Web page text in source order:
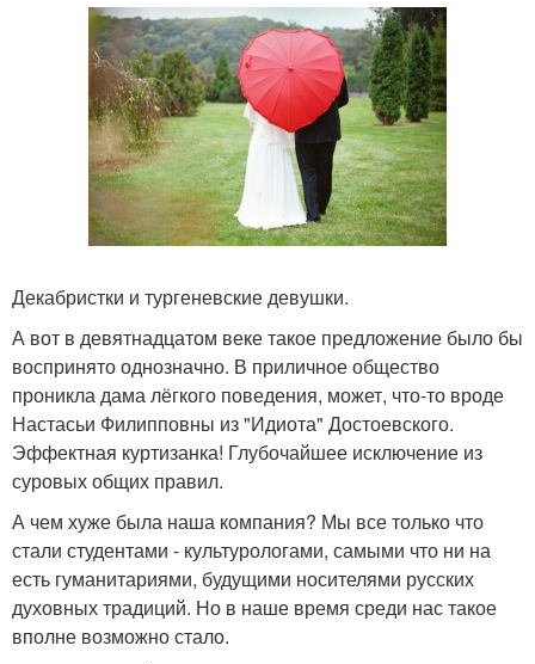
Декабристки и тургеневские девушки.
А вот в девятнадцатом веке такое предложение было бы
воспринято однозначно. В приличное общество
проникла дама лёгкого поведения, может, что-то вроде
Настасьи Филипповны из "Идиота" Достоевского.
Эффектная куртизанка! Глубочайшее исключение из
суровых общих правил.
А чем хуже была наша компания? Мы все только что
стали студентами - культурологами, самыми что ни на
есть гуманитариями, будущими носителями русских
духовных традиций. Но в наше время среди нас такое
вполне возможно стало.